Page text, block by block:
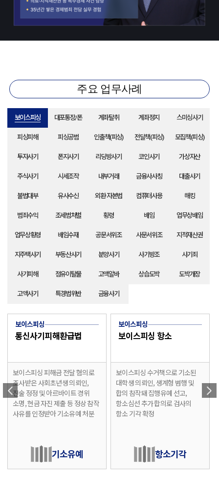
주요 업무사례
보이스피싱 대포통장/폰 계좌탈취 계좌정지 스미싱사기
피싱피해 피싱공범 인출책(피싱) 전달책(피싱) 모집책(피싱)
투자사기 폰지사기 리딩방사기 코인사기 가상자산
주식사기 시세조작 내부거래 금융사사칭 대출사기
불법대부 유사수신 외환·자본법 컴퓨터사용 해킹
범죄수익 조세범처벌 횡령 배임 업무상배임
업무상횡령 배임수재 공문서위조 사문서위조 지적재산권
지주택사기 부동산사기 분양사기 사기방조 사기죄
사기피해 점유이탈물 고액알바 상습도박 도박개장
고액사기 특경법위반 금융사기
보이스피싱
통신사기피해환급법
보이스피싱 피해금 전달 혐의로
조사받은 사회초년생 의뢰인,
진술 정정 및 아르바이트 경위
소명, 현금 자진 제출 등 정상 참작
사유를 인정받아 기소유예 처분
기소유예
보이스피싱
보이스피싱 항소
보이스피싱 수거책으로 기소된
대학생 의뢰인, 생계형 범행 및
합의 참작돼 집행유예 선고,
항소심선 추가 합의로 검사의
항소 기각 확정
항소기각